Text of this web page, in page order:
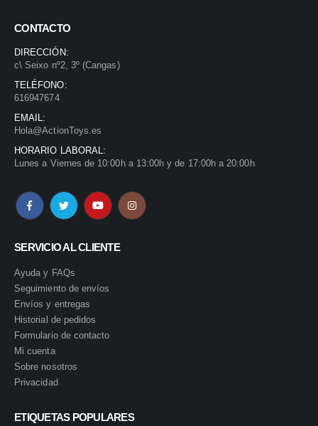
CONTACTO
DIRECCIÓN:
c\ Seixo nº2, 3º (Cangas)
TELÉFONO:
616947674
EMAIL:
Hola@ActionToys.es
HORARIO LABORAL:
Lunes a Viernes de 10:00h a 13:00h y de 17:00h a 20:00h
SERVICIO AL CLIENTE
Ayuda y FAQs
Seguimiento de envíos
Envíos y entregas
Historial de pedidos
Formulario de contacto
Mi cuenta
Sobre nosotros
Privacidad
ETIQUETAS POPULARES